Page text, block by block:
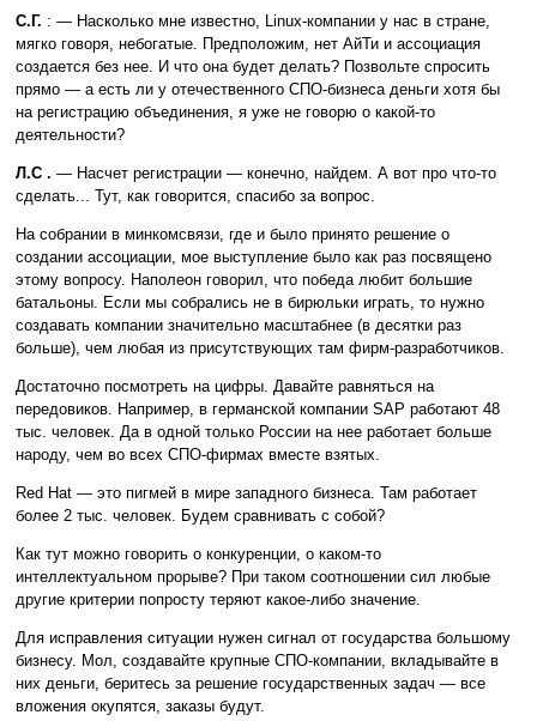
С.Г. : — Насколько мне известно, Linux-компании у нас в стране,
мягко говоря, небогатые. Предположим, нет АйТи и ассоциация
создается без нее. И что она будет делать? Позвольте спросить
прямо — а есть ли у отечественного СПО-бизнеса деньги хотя бы
на регистрацию объединения, я уже не говорю о какой-то
деятельности?
Л.С . — Насчет регистрации — конечно, найдем. А вот про что-то
сделать... Тут, как говорится, спасибо за вопрос.
На собрании в минкомсвязи, где и было принято решение о
создании ассоциации, мое выступление было как раз посвящено
этому вопросу. Наполеон говорил, что победа любит большие
батальоны. Если мы собрались не в бирюльки играть, то нужно
создавать компании значительно масштабнее (в десятки раз
больше), чем любая из присутствующих там фирм-разработчиков.
Достаточно посмотреть на цифры. Давайте равняться на
передовиков. Например, в германской компании SAP работают 48
тыс. человек. Да в одной только России на нее работает больше
народу, чем во всех СПО-фирмах вместе взятых.
Red Hat — это пигмей в мире западного бизнеса. Там работает
более 2 тыс. человек. Будем сравнивать с собой?
Как тут можно говорить о конкуренции, о каком-то
интеллектуальном прорыве? При таком соотношении сил любые
другие критерии попросту теряют какое-либо значение.
Для исправления ситуации нужен сигнал от государства большому
бизнесу. Мол, создавайте крупные СПО-компании, вкладывайте в
них деньги, беритесь за решение государственных задач — все
вложения окупятся, заказы будут.